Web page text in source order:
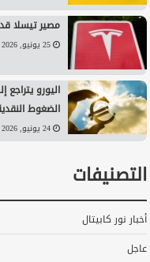
مصير تيسلا
25 يونيو, 2026 8:11 م
اليورو
الضغوط
24 يونيو, 2026 11:28 م
التصنيفات
أخبار نور كابيتال
عاجل